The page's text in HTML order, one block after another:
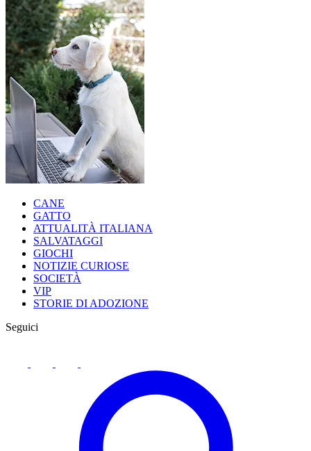
CANE
GATTO
ATTUALITÀ ITALIANA
SALVATAGGI
GIOCHI
NOTIZIE CURIOSE
SOCIETÀ
VIP
STORIE DI ADOZIONE
Seguici